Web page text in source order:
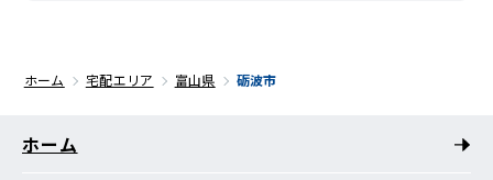
ホーム 宅配エリア 富山県 砺波市
ホーム